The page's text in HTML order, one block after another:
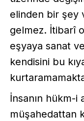
elinden bir şey
gelmez. İtibarî
eşyaya sanat
kendisini bu
İnsanın hükm-i
müşahedattan